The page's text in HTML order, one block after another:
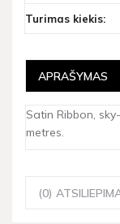
Turimas kiekis:
APRAŠYMAS
Satin Ribbon,
metres.
(0)